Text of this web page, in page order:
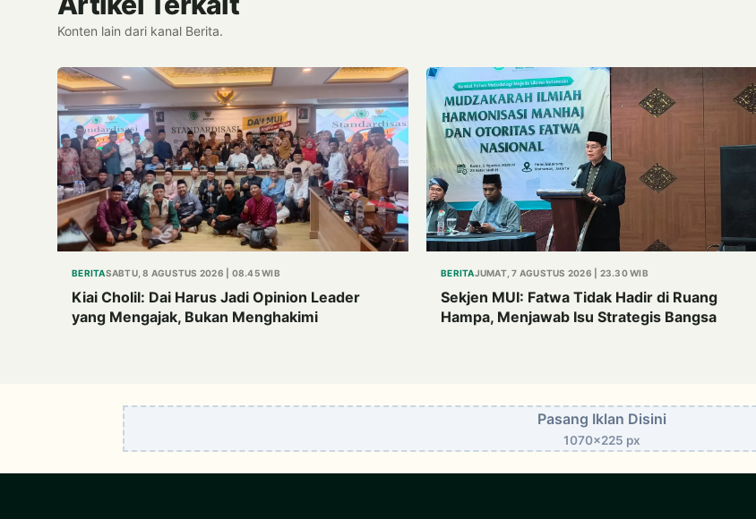
Konten lain dari kanal Berita.
BERITASABTU, 8 AGUSTUS 2026 | 08.45 WIB
Kiai Cholil: Dai Harus Jadi Opinion Leader
yang Mengajak, Bukan Menghakimi
BERITAJUMAT, 7 AGUSTUS 2026 | 23.30 WIB
Sekjen MUI: Fatwa Tidak Hadir di Ruang
Hampa, Menjawab Isu Strategis Bangsa
Pasang Iklan Disini
1070x225 px